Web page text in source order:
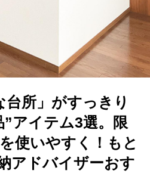
所」がすっきり
”アイテム3選。限
使いやすく！もと
アドバイザーおす